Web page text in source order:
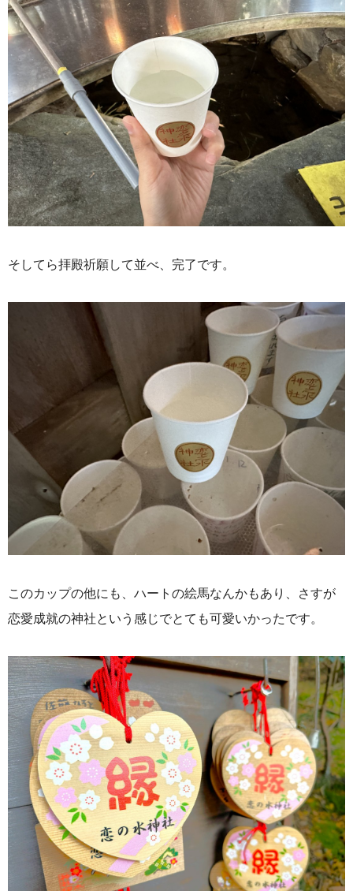
そしてら拝殿祈願して並べ、完了です。
このカップの他にも、ハートの絵馬なんかもあり、さすが
恋愛成就の神社という感じでとても可愛いかったです。